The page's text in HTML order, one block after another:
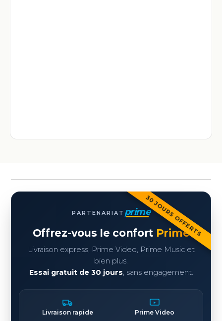
30 JOURS OFFERTS
PARTENARIAT prime
Offrez-vous le confort Prime
Livraison express, Prime Video, Prime Music et
bien plus.
Essai gratuit de 30 jours, sans engagement.
Livraison rapide Prime Video